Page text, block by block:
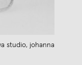
studio, johanna